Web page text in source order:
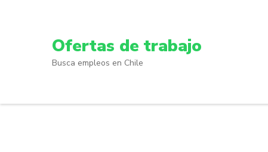
Ofertas de trabajo
Busca empleos en Chile